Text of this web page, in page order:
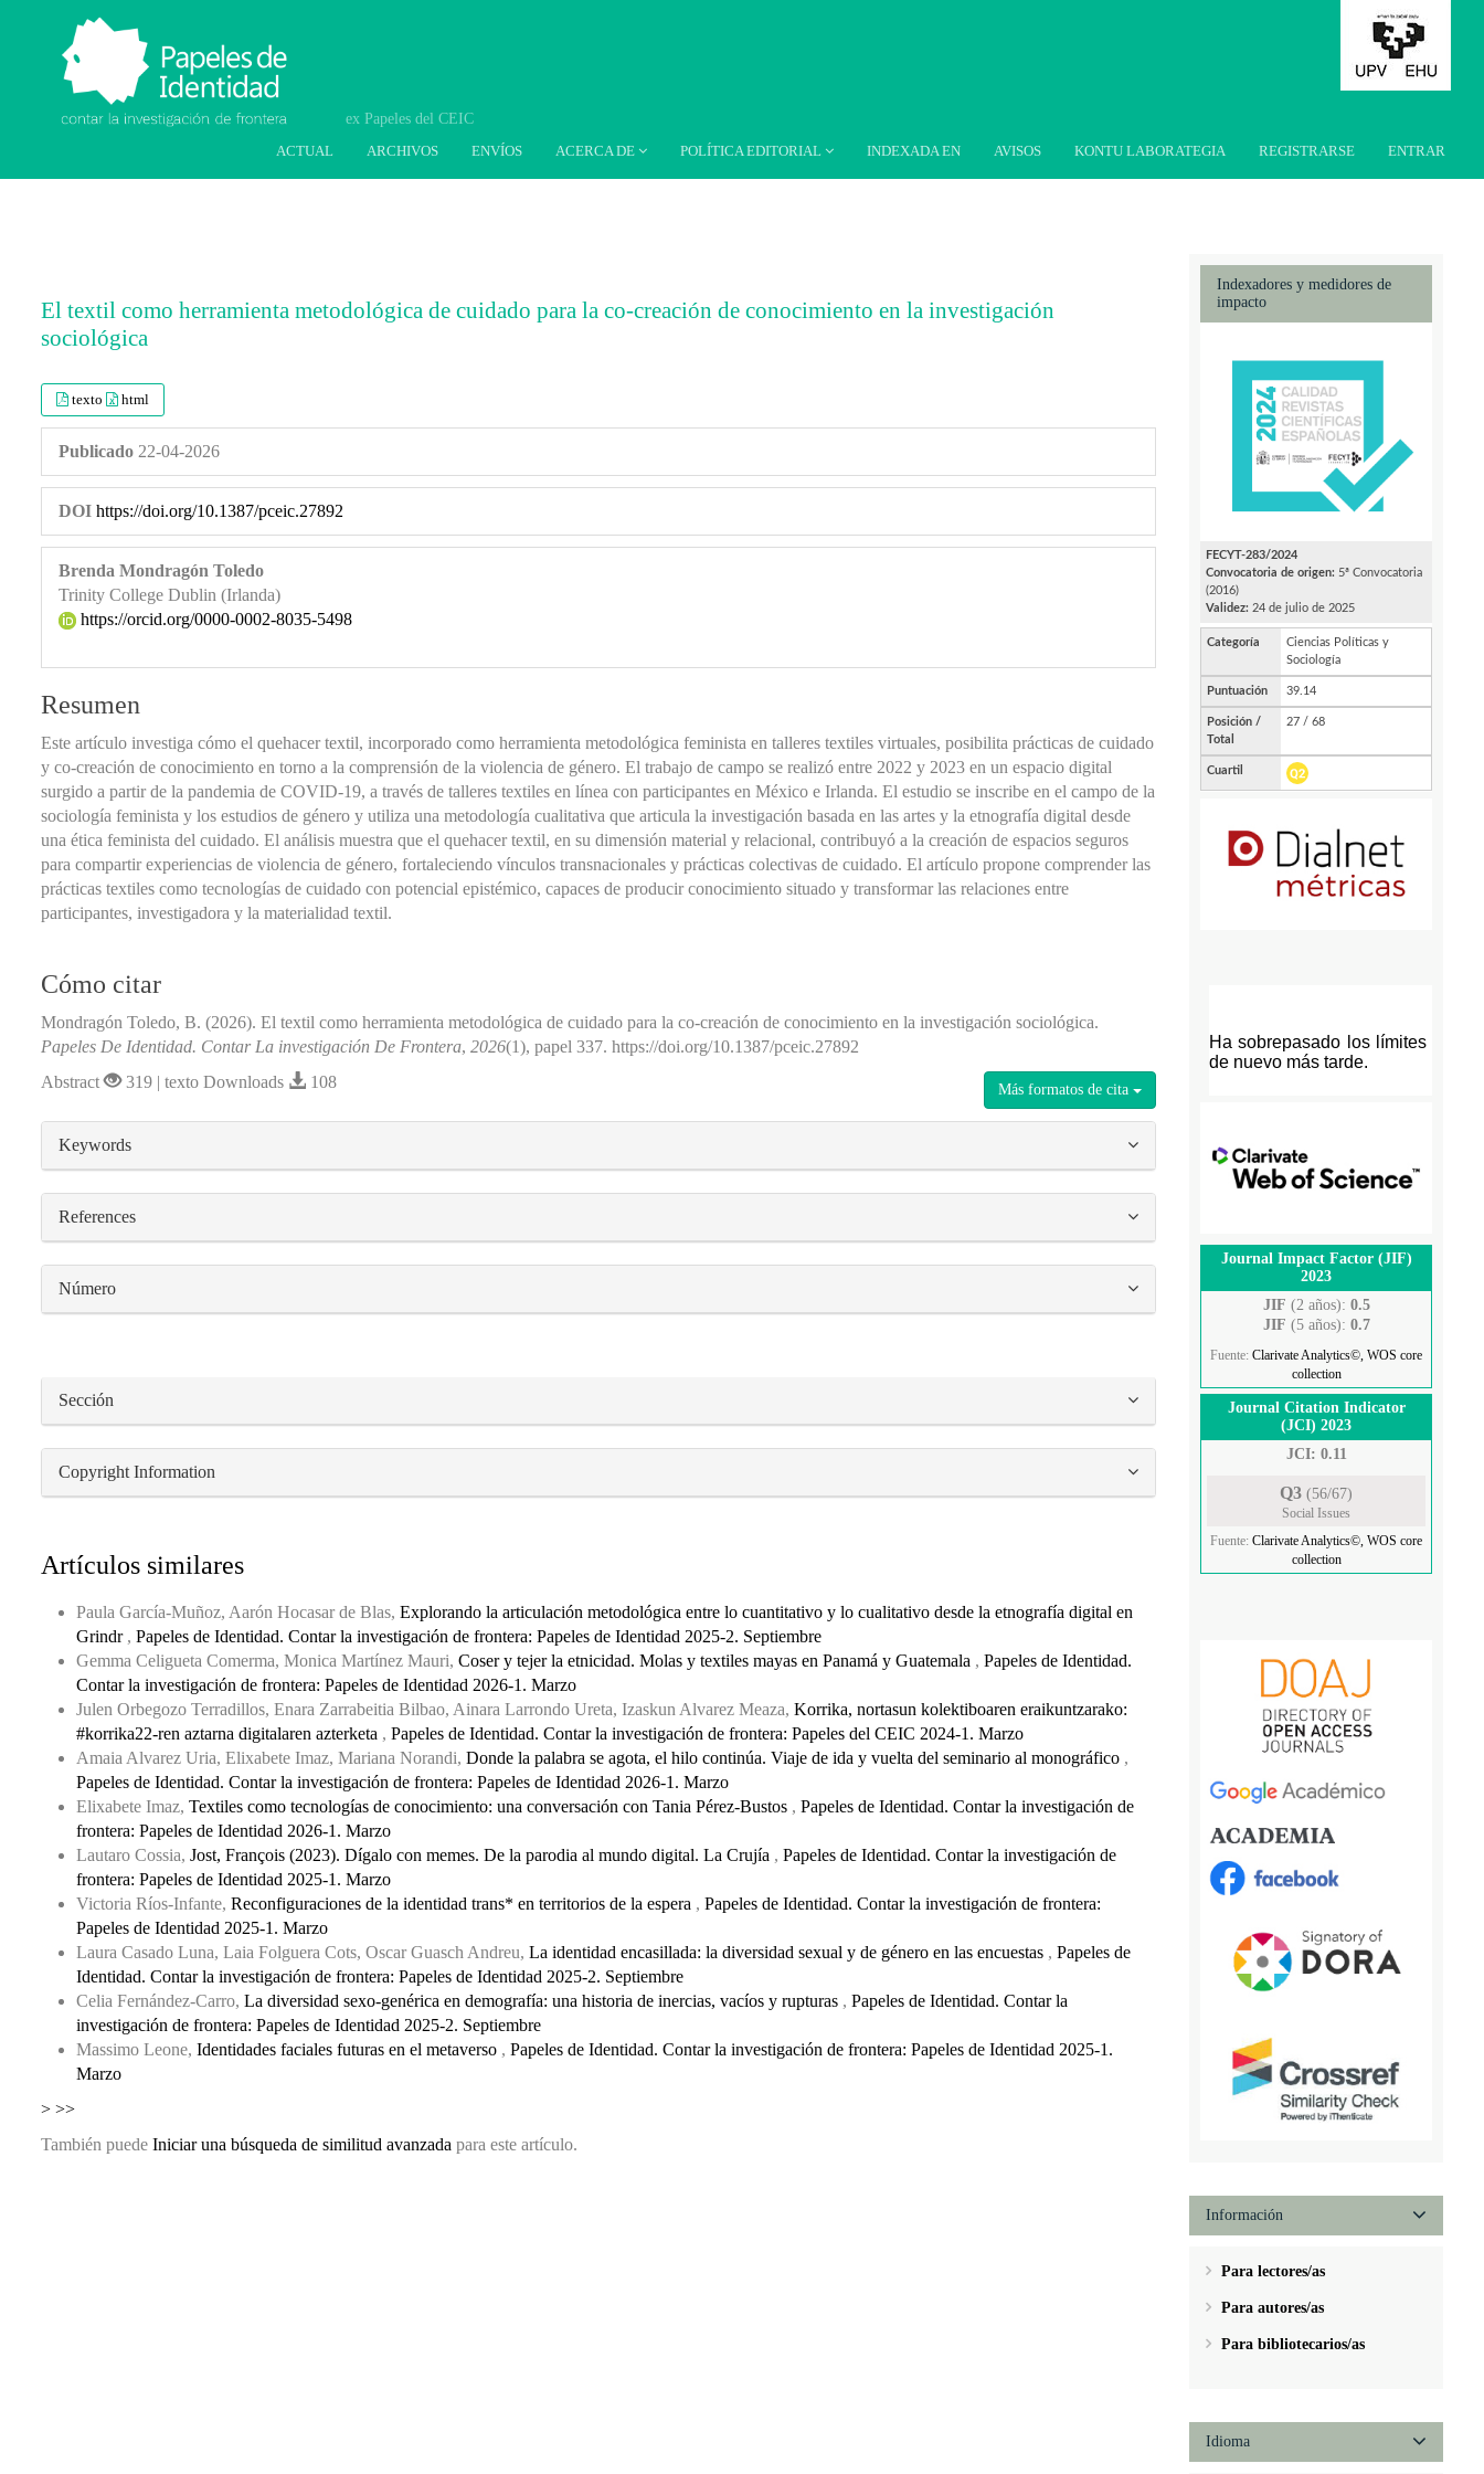
ACTUAL ARCHIVOS ENVÍOS ACERCA DE POLÍTICA EDITORIAL INDEXADA EN AVISOS KONTU LABORATEGIA REGISTRARSE ENTRAR
Papeles de Identidad.
Contar la investigación
de frontera
El textil como herramienta metodológica de cuidado para la co-creación de conocimiento en la investigación
sociológica
##plugins.themes.bootstrap3.article.main##
##plugins.themes.bootstrap3.article.sidebar##
texto html
Publicado 22-04-2026
DOI https://doi.org/10.1387/pceic.27892
Brenda Mondragón Toledo
Trinity College Dublin (Irlanda)
https://orcid.org/0000-0002-8035-5498
Resumen
Este artículo investiga cómo el quehacer textil, incorporado como herramienta metodológica feminista en talleres textiles virtuales, posibilita prácticas de cuidado
y co-creación de conocimiento en torno a la comprensión de la violencia de género. El trabajo de campo se realizó entre 2022 y 2023 en un espacio digital
surgido a partir de la pandemia de COVID-19, a través de talleres textiles en línea con participantes en México e Irlanda. El estudio se inscribe en el campo de la
sociología feminista y los estudios de género y utiliza una metodología cualitativa que articula la investigación basada en las artes y la etnografía digital desde
una ética feminista del cuidado. El análisis muestra que el quehacer textil, en su dimensión material y relacional, contribuyó a la creación de espacios seguros
para compartir experiencias de violencia de género, fortaleciendo vínculos transnacionales y prácticas colectivas de cuidado. El artículo propone comprender las
prácticas textiles como tecnologías de cuidado con potencial epistémico, capaces de producir conocimiento situado y transformar las relaciones entre
participantes, investigadora y la materialidad textil.
Cómo citar
Mondragón Toledo, B. (2026). El textil como herramienta metodológica de cuidado para la co-creación de conocimiento en la investigación sociológica.
Papeles De Identidad. Contar La investigación De Frontera, 2026(1), papel 337. https://doi.org/10.1387/pceic.27892
Más formatos de cita
Abstract 319 | texto Downloads 108
##plugins.themes.bootstrap3.article.details##
Keywords
References
Número
Sección
Copyright Information
Artículos similares
Paula García-Muñoz, Aarón Hocasar de Blas, Explorando la articulación metodológica entre lo cuantitativo y lo cualitativo desde la etnografía digital en
Grindr , Papeles de Identidad. Contar la investigación de frontera: Papeles de Identidad 2025-2. Septiembre
Gemma Celigueta Comerma, Monica Martínez Mauri, Coser y tejer la etnicidad. Molas y textiles mayas en Panamá y Guatemala , Papeles de Identidad.
Contar la investigación de frontera: Papeles de Identidad 2026-1. Marzo
Julen Orbegozo Terradillos, Enara Zarrabeitia Bilbao, Ainara Larrondo Ureta, Izaskun Alvarez Meaza, Korrika, nortasun kolektiboaren eraikuntzarako:
#korrika22-ren aztarna digitalaren azterketa , Papeles de Identidad. Contar la investigación de frontera: Papeles del CEIC 2024-1. Marzo
Amaia Alvarez Uria, Elixabete Imaz, Mariana Norandi, Donde la palabra se agota, el hilo continúa. Viaje de ida y vuelta del seminario al monográfico ,
Papeles de Identidad. Contar la investigación de frontera: Papeles de Identidad 2026-1. Marzo
Elixabete Imaz, Textiles como tecnologías de conocimiento: una conversación con Tania Pérez-Bustos , Papeles de Identidad. Contar la investigación de
frontera: Papeles de Identidad 2026-1. Marzo
Lautaro Cossia, Jost, François (2023). Dígalo con memes. De la parodia al mundo digital. La Crujía , Papeles de Identidad. Contar la investigación de
frontera: Papeles de Identidad 2025-1. Marzo
Victoria Ríos-Infante, Reconfiguraciones de la identidad trans* en territorios de la espera , Papeles de Identidad. Contar la investigación de frontera:
Papeles de Identidad 2025-1. Marzo
Laura Casado Luna, Laia Folguera Cots, Oscar Guasch Andreu, La identidad encasillada: la diversidad sexual y de género en las encuestas , Papeles de
Identidad. Contar la investigación de frontera: Papeles de Identidad 2025-2. Septiembre
Celia Fernández-Carro, La diversidad sexo-genérica en demografía: una historia de inercias, vacíos y rupturas , Papeles de Identidad. Contar la
investigación de frontera: Papeles de Identidad 2025-2. Septiembre
Massimo Leone, Identidades faciales futuras en el metaverso , Papeles de Identidad. Contar la investigación de frontera: Papeles de Identidad 2025-1.
Marzo
> >>
También puede Iniciar una búsqueda de similitud avanzada para este artículo.
Indexadores y medidores de
impacto
Journal Impact Factor (JIF)
2023
JIF (2 años): 0.5
JIF (5 años): 0.7
Fuente: Clarivate Analytics©, WOS core
collection
Journal Citation Indicator
(JCI) 2023
JCI: 0.11
Q3 (56/67)
Social Issues
Fuente: Clarivate Analytics©, WOS core
collection
Información
Para lectores/as
Para autores/as
Para bibliotecarios/as
Idioma